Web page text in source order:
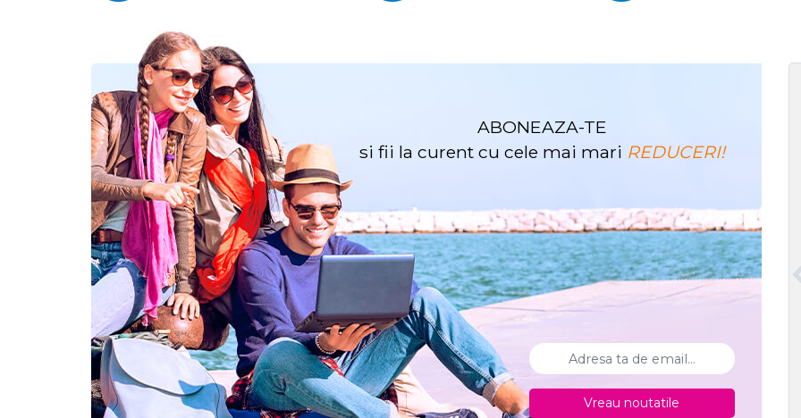
ABONEAZA-TE
si fii la curent cu cele mai mari REDUCERI!
Vreau noutatile